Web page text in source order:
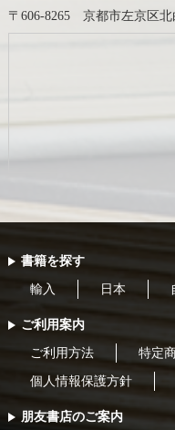
〒606-8265 京都市左京区北
書籍を探す
輸入 日本
ご利用案内
ご利用方法 特定
個人情報保護方針
朋友書店のご案内